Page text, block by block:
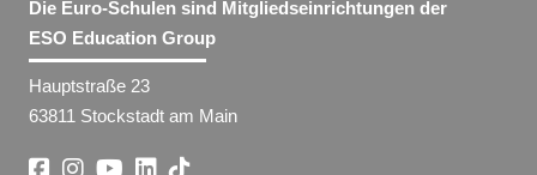
Die Euro-Schulen sind Mitgliedseinrichtungen der
ESO Education Group
Hauptstraße 23
63811 Stockstadt am Main